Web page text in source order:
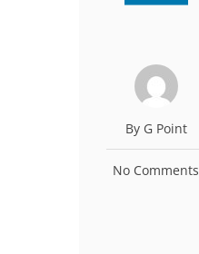
By G Point
No Comments